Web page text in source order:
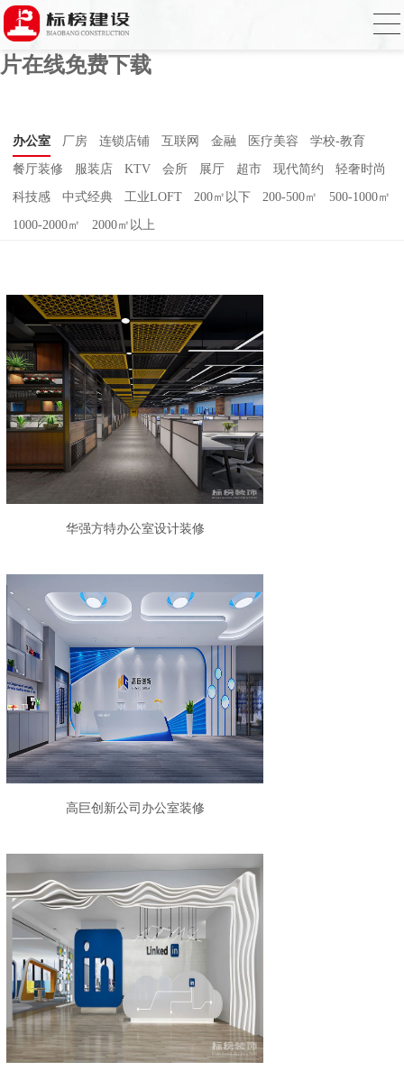
香蕉视频免费在线下载,香蕉视频污版在线
观看,香蕉视频免费下载黄,香蕉视频APP污
片在线免费下载
办公室 厂房 连锁店铺 互联网 金融 医疗美容 学校-教育
餐厅装修 服装店 KTV 会所 展厅 超市 现代简约 轻奢时尚
科技感 中式经典 工业LOFT 200㎡以下 200-500㎡ 500-1000㎡
1000-2000㎡ 2000㎡以上
华强方特办公室设计装修
高巨创新公司办公室装修